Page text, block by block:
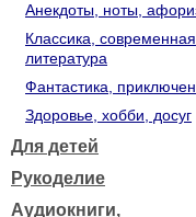
Анекдоты, ноты,
Классика, современная
литература
Фантастика,
Здоровье, хобби, досуг
Для детей
Рукоделие
Аудиокниги,